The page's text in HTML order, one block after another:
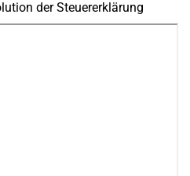
der Steuererklärung